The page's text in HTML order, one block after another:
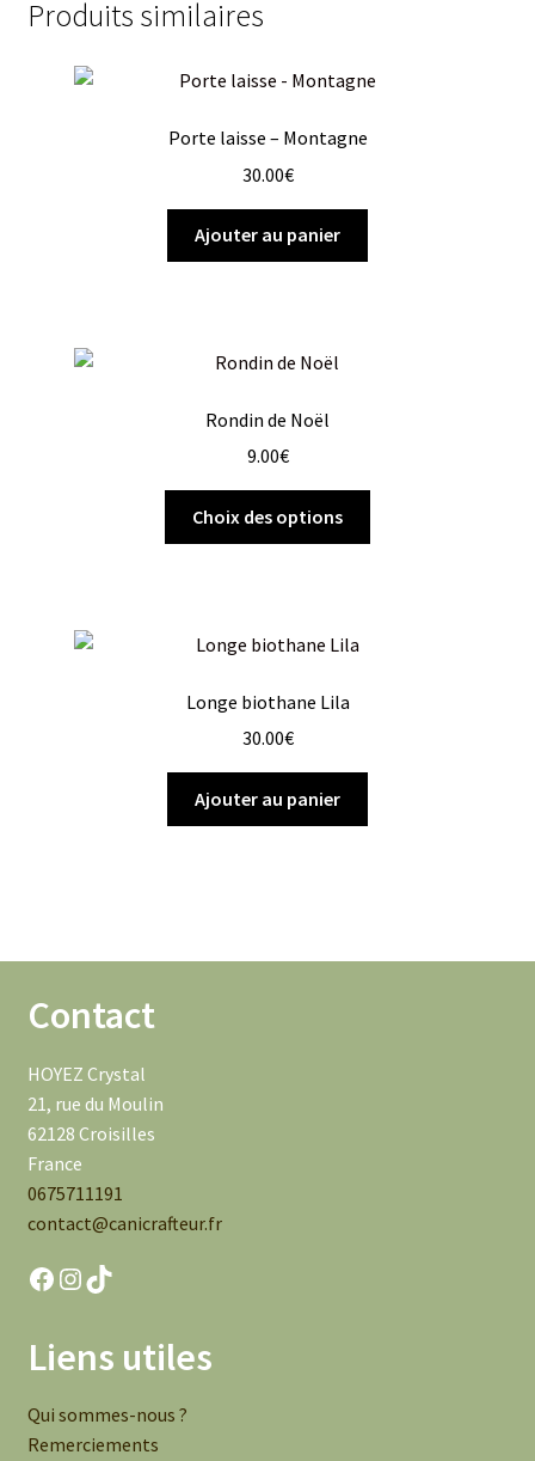
Produits similaires
Porte laisse – Montagne
30.00€
Ajouter au panier
Rondin de Noël
9.00€
Choix des options
Longe biothane Lila
30.00€
Ajouter au panier
Contact
HOYEZ Crystal
21, rue du Moulin
62128 Croisilles
France
0675711191
contact@canicrafteur.fr
Facebook
Instagram
TikTok
Liens utiles
Qui sommes-nous ?
Remerciements